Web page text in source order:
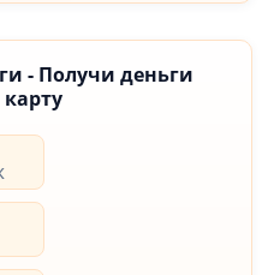
- Получи деньги